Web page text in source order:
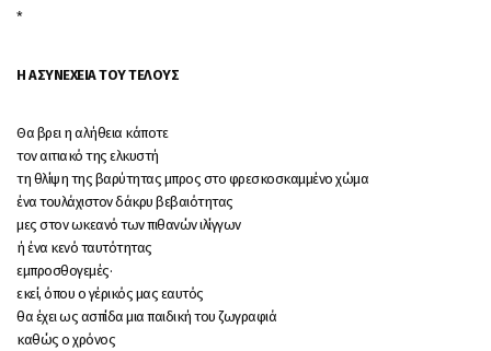
*
Η ΑΣΥΝΕΧΕΙΑ ΤΟΥ ΤΕΛΟΥΣ
Θα βρει η αλήθεια κάποτε
τον αιτιακό της ελκυστή
τη θλίψη της βαρύτητας μπρος στο φρεσκοσκαμμένο χώμα
ένα τουλάχιστον δάκρυ βεβαιότητας
μες στον ωκεανό των πιθανών ιλίγγων
ή ένα κενό ταυτότητας
εμπροσθογεμές·
εκεί, όπου ο γέρικός μας εαυτός
θα έχει ως ασπίδα μια παιδική του ζωγραφιά
καθώς ο χρόνος